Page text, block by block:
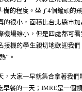
備的程度。坐了4個鐘頭的
的很小，面積比台北縣市
機場雖小，但是四處都可
接機的學生親切地歡迎我
”。
，大家一早就集合拿著我
餐的一天； IMRE是一個